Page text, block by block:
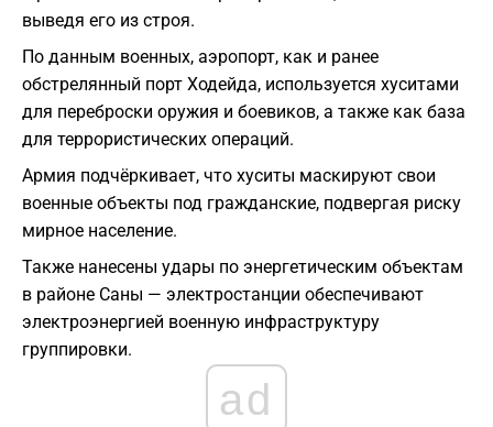
выведя его из строя.
По данным военных, аэропорт, как и ранее
обстрелянный порт Ходейда, используется хуситами
для переброски оружия и боевиков, а также как база
для террористических операций.
Армия подчёркивает, что хуситы маскируют свои
военные объекты под гражданские, подвергая риску
мирное население.
Также нанесены удары по энергетическим объектам
в районе Саны — электростанции обеспечивают
электроэнергией военную инфраструктуру
группировки.
ad